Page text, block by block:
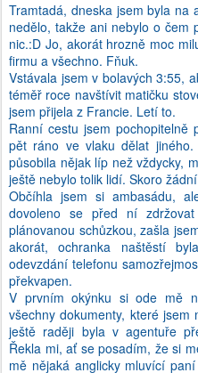
Tramtadá, dneska jsem byla na
nedělo, takže ani nebylo o
nic.:D Jo, akorát hrozně moc
firmu a všechno. Fňuk.
Vstávala jsem v bolavých 3:55,
téměř roce navštívit matičku
jsem přijela z Francie. Letí to.
Ranní cestu jsem
pět ráno ve vlaku dělat
působila nějak líp než vždycky,
ještě nebylo tolik lidí. Skoro
Občíhla jsem si ambasádu,
dovoleno se před ní
plánovanou schůzkou, zašla
akorát, ochranka naštěstí
odevzdání telefonu
překvapen.
V prvním okýnku si ode mě
všechny dokumenty, které
ještě raději byla v agentuře
Řekla mi, ať se posadím, že si
mě nějaká anglicky mluvící